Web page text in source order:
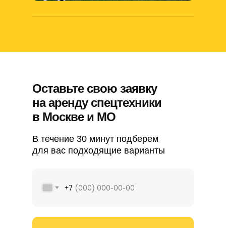
В течение 30 минут подберем
для вас подходящие варианты
+7
Оставьте свою заявку
на аренду спецтехники
в Москве и МО